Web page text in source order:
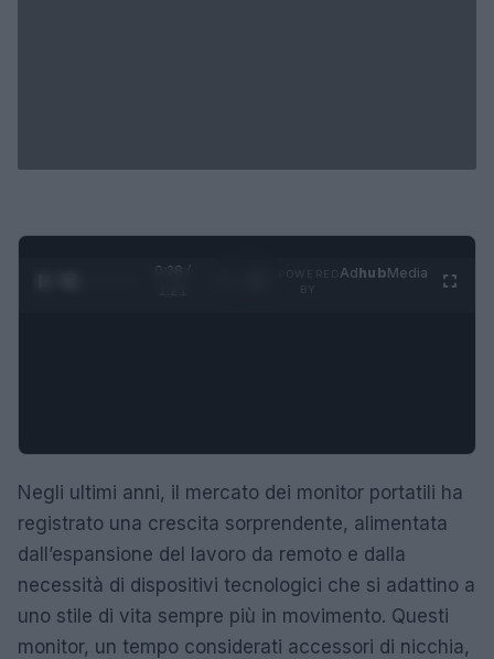
0:29 /
AdhubMedia
Negli ultimi anni, il mercato dei monitor portatili ha
registrato una crescita sorprendente, alimentata
dall’espansione del lavoro da remoto e dalla
necessità di dispositivi tecnologici che si adattino a
uno stile di vita sempre più in movimento. Questi
monitor, un tempo considerati accessori di nicchia,